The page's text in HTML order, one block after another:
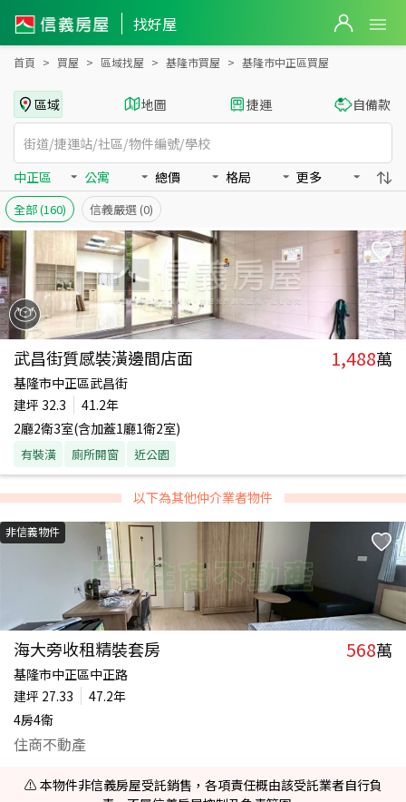
找好屋
基隆市中正區買房：公寓房屋物件出售、房價分析
首頁 買屋 區域找屋 基隆市買屋 基隆市中正區買屋
區域 地圖 捷運 自備款
中正區 公寓 總價 格局 更多
全部(160) 信義嚴選 (0)
武昌街質感裝潢邊間店面 1,488萬
基隆市中正區武昌街
建坪 32.3
41.2年
2廳2衛3室(含加蓋1廳1衛2室)
有裝潢 廁所開窗 近公園
以下為其他仲介業者物件
非信義物件
海大旁收租精裝套房 568萬
基隆市中正區中正路
建坪 27.33
47.2年
4房4衛
住商不動產
⚠️ 本物件非信義房屋受託銷售，各項責任概由該受託業者自行負
基隆市中正區買房：公寓物件出售、房價分析 - 信義房屋